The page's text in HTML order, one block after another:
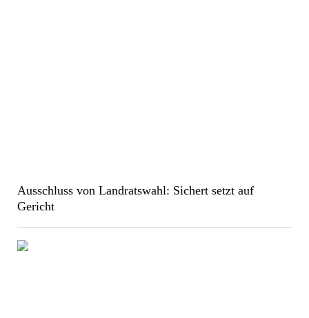
Ausschluss von Landratswahl: Sichert setzt auf
Gericht